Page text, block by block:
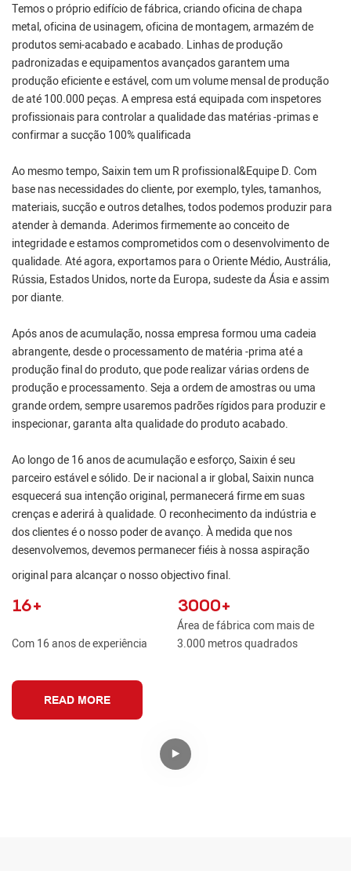
Temos o próprio edifício de fábrica, criando oficina de chapa
metal, oficina de usinagem, oficina de montagem, armazém de
produtos semi-acabado e acabado. Linhas de produção
padronizadas e equipamentos avançados garantem uma
produção eficiente e estável, com um volume mensal de produção
de até 100.000 peças. A empresa está equipada com inspetores
profissionais para controlar a qualidade das matérias -primas e
confirmar a sucção 100% qualificada
Ao mesmo tempo, Saixin tem um R profissional&Equipe D. Com
base nas necessidades do cliente, por exemplo, tyles, tamanhos,
materiais, sucção e outros detalhes, todos podemos produzir para
atender à demanda. Aderimos firmemente ao conceito de
integridade e estamos comprometidos com o desenvolvimento de
qualidade. Até agora, exportamos para o Oriente Médio, Austrália,
Rússia, Estados Unidos, norte da Europa, sudeste da Ásia e assim
por diante.
Após anos de acumulação, nossa empresa formou uma cadeia
abrangente, desde o processamento de matéria -prima até a
produção final do produto, que pode realizar várias ordens de
produção e processamento. Seja a ordem de amostras ou uma
grande ordem, sempre usaremos padrões rígidos para produzir e
inspecionar, garanta alta qualidade do produto acabado.
Ao longo de 16 anos de acumulação e esforço, Saixin é seu
parceiro estável e sólido. De ir nacional a ir global, Saixin nunca
esquecerá sua intenção original, permanecerá firme em suas
crenças e aderirá à qualidade. O reconhecimento da indústria e
dos clientes é o nosso poder de avanço. À medida que nos
desenvolvemos, devemos permanecer fiéis à nossa aspiração
original para alcançar o nosso objectivo final.
16+
Com 16 anos de experiência
3000+
Área de fábrica com mais de
3.000 metros quadrados
READ MORE